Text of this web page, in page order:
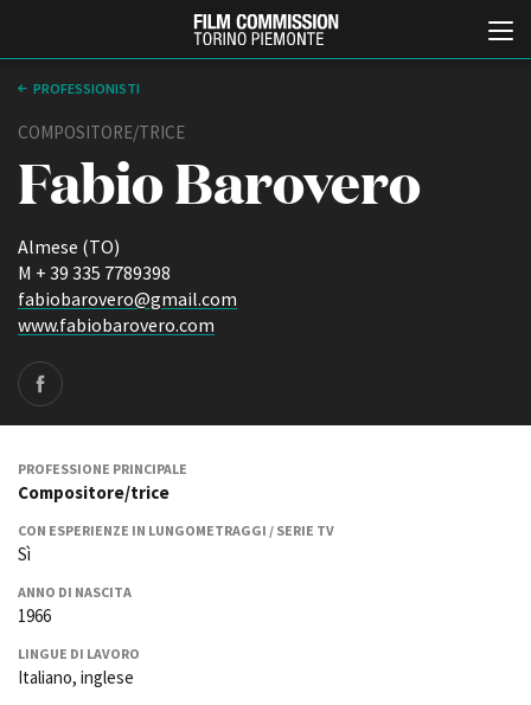
ABOUT
Chi siamo
Contatti
La sede
Partner
Bilancio sociale
Amministrazione
Bandi e gare
Sostenibilità ambientale
PROFESSIONISTI
COMPOSITORE/TRICE
Fabio Barovero
Almese (TO)
M + 39 335 7789398
fabiobarovero@gmail.com
www.fabiobarovero.com
PROFESSIONE PRINCIPALE
Compositore/trice
CON ESPERIENZE IN LUNGOMETRAGGI / SERIE TV
Sì
ANNO DI NASCITA
1966
LINGUE DI LAVORO
Italiano, inglese